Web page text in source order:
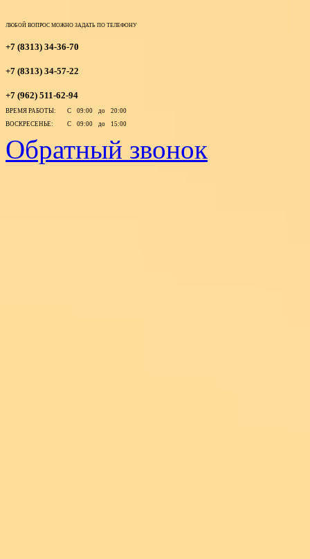
ЛЮБОЙ ВОПРОС МОЖНО ЗАДАТЬ ПО ТЕЛЕФОНУ
+7 (8313) 34-36-70
+7 (8313) 34-57-22
+7 (962) 511-62-94
ВРЕМЯ РАБОТЫ:
С 09:00 до 20:00
ВОСКРЕСЕНЬЕ:
С 09:00 до 15:00
Обратный звонок